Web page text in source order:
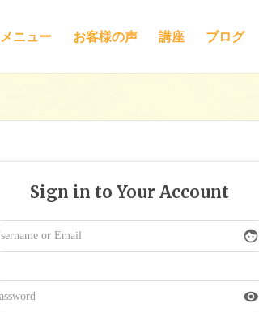
メニュー お客様の声 講座 ブログ
Sign in to Your Account
face
visibility